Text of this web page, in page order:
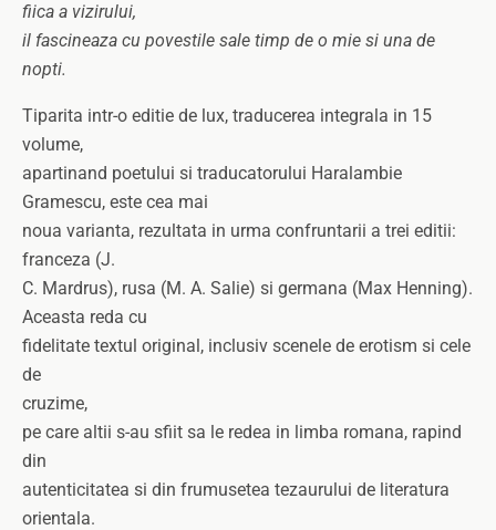
fiica a vizirului,
il fascineaza cu povestile sale timp de o mie si una de
nopti.
Tiparita intr-o editie de lux, traducerea integrala in 15
volume,
apartinand poetului si traducatorului Haralambie
Gramescu, este cea mai
noua varianta, rezultata in urma confruntarii a trei editii:
franceza (J.
C. Mardrus), rusa (M. A. Salie) si germana (Max Henning).
Aceasta reda cu
fidelitate textul original, inclusiv scenele de erotism si cele
de
cruzime,
pe care altii s-au sfiit sa le redea in limba romana, rapind
din
autenticitatea si din frumusetea tezaurului de literatura
orientala.